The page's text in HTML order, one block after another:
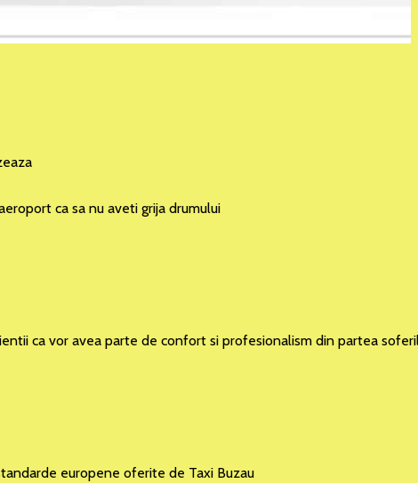
ca sa nu aveti grija drumului
ca vor avea parte de confort si profesionalism din partea
europene oferite de Taxi Buzau